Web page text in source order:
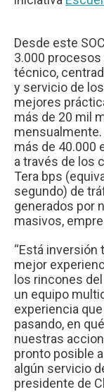
Desde este
3.000
técnico,
y servicio de
mejores
más de 20 mil
más de 40.000
a través de los
Tera bps
segundo) de
generados por
masivos,
“Está inversión
mejor
los rincones
un equipo
experiencia
pasando, en
nuestras
pronto posible
algún servicio
presidente de